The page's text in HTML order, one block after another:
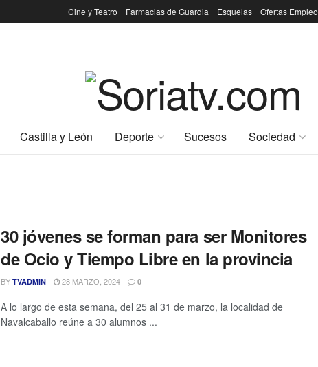
Cine y Teatro Farmacias de Guardia Esquelas Ofertas Empleo
Castilla y León Deporte Sucesos Sociedad
30 jóvenes se forman para ser Monitores
de Ocio y Tiempo Libre en la provincia
BY TVADMIN 28 MARZO, 2024 0
A lo largo de esta semana, del 25 al 31 de marzo, la localidad de
Navalcaballo reúne a 30 alumnos ...